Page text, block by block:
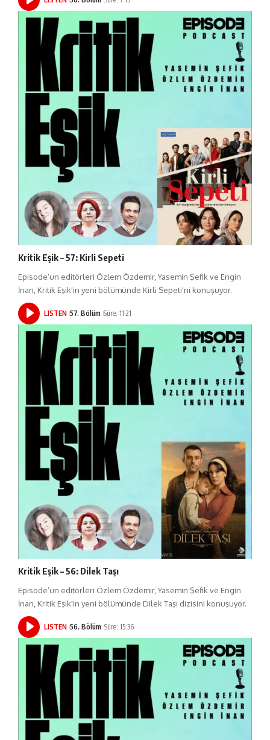
Kritik Eşik – 57: Kirli Sepeti
Episode’un editörleri Özlem Özdemir, Yasemin Şefik ve Engin
İnan, Kritik Eşik'in yeni bölümünde Kirli Sepeti'ni konuşuyor.
LISTEN 57. Bölüm Süre: 11:21
Kritik Eşik – 56: Dilek Taşı
Episode’un editörleri Özlem Özdemir, Yasemin Şefik ve Engin
İnan, Kritik Eşik'in yeni bölümünde Dilek Taşı dizisini konuşuyor.
LISTEN 56. Bölüm Süre: 15:36